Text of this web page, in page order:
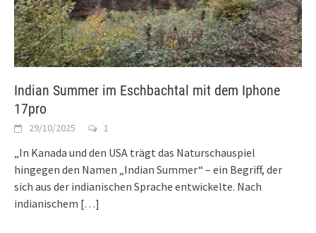
Indian Summer im Eschbachtal mit dem Iphone
17pro
29/10/2025 1
„In Kanada und den USA trägt das Naturschauspiel
hingegen den Namen „Indian Summer“ – ein Begriff, der
sich aus der indianischen Sprache entwickelte. Nach
indianischem […]